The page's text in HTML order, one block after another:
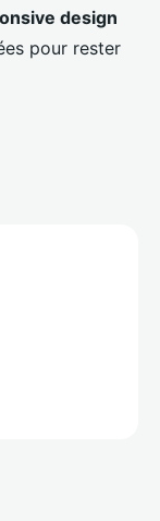
design
pour rester